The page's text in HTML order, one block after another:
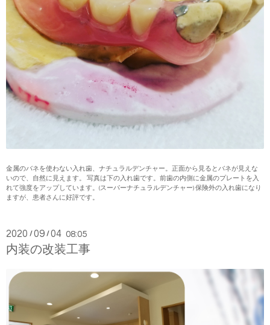
金属のバネを使わない入れ歯、ナチュラルデンチャー。正面から見るとバネが見えな
いので、自然に見えます。 写真は下の入れ歯です。前歯の内側に金属のプレートを入
れて強度をアップしています。(スーパーナチュラルデンチャー) 保険外の入れ歯になり
ますが、患者さんに好評です。
2020 /09 /04 08:05
内装の改装工事